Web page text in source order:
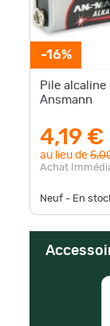
-16%
Pile
Ansmann
4,19 €
au lieu de
Achat
Neuf - En